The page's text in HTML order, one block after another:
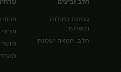
גבינות כחולות
ובשלות
חלב, חמאה ושמנת
פרחי
עציצי
מגשי